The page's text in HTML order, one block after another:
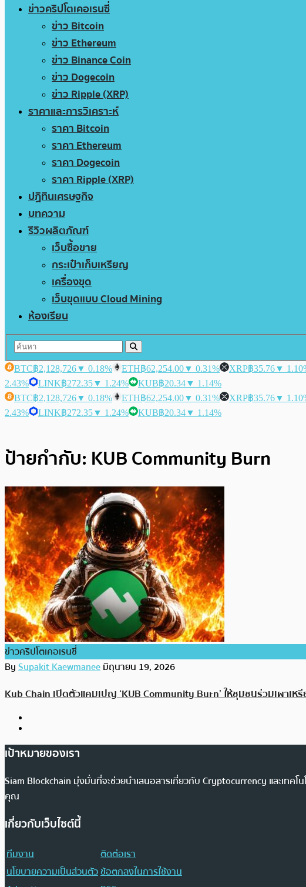
ข่าวคริปโตเคอเรนซี่
ข่าว Bitcoin
ข่าว Ethereum
ข่าว Binance Coin
ข่าว Dogecoin
ข่าว Ripple (XRP)
ราคาและการวิเคราะห์
ราคา Bitcoin
ราคา Ethereum
ราคา Dogecoin
ราคา Ripple (XRP)
ปฏิทินเศรษฐกิจ
บทความ
รีวิวผลิตภัณฑ์
เว็บซื้อขาย
กระเป๋าเก็บเหรียญ
เครื่องขุด
เว็บขุดแบบ Cloud Mining
ห้องเรียน
BTC฿2,128,726▼ 0.18% ETH฿62,254.00▼ 0.31% XRP฿35.76▼
2.43%
LINK฿272.35▼ 1.24% KUB฿20.34▼ 1.14%
BTC฿2,128,726▼ 0.18% ETH฿62,254.00▼ 0.31% XRP฿35.76▼
2.43%
LINK฿272.35▼ 1.24% KUB฿20.34▼ 1.14%
ป้ายกำกับ: KUB Community Burn
ข่าวคริปโตเคอเรนซี่
BySupakit Kaewmaneeมิถุนายน 19, 2026
Kub Chain เปิดตัวแคมเปญ ‘KUB Community Burn’ ให้ชุมชนร่วมเผาเ
เป้าหมายของเรา
Siam Blockchain มุ่งมั่นที่จะช่วยนำเสนอสารเกี่ยวกับ Cryptocurrency และเทค
คุณ
เกี่ยวกับเว็บไซต์นี้
ทีมงาน
ติดต่อเรา
นโยบายความเป็นส่วนตัวข้อตกลงในการใช้งาน